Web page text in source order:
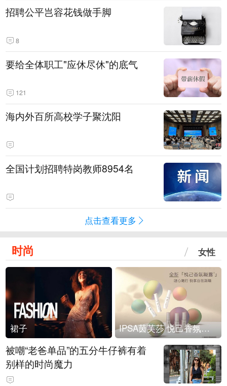
招聘公平岂容花钱做手脚
8
要给全体职工"应休尽休"的底气
121
海内外百所高校学子聚沈阳
全国计划招聘特岗教师8954名
点击查看更多
时尚 女性
裙子 IPSA茵芙莎 悦己香氛凝露上市
被嘲“老爸单品”的五分牛仔裤有着
别样的时尚魔力